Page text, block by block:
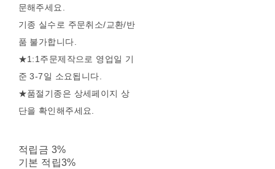
문해주세요.
기종 실수로 주문취소/교환/반
품 불가합니다.
★1:1주문제작으로 영업일 기
준 3-7일 소요됩니다.
★품절기종은 상세페이지 상
단을 확인해주세요.
적립금 3%
기본 적립3%